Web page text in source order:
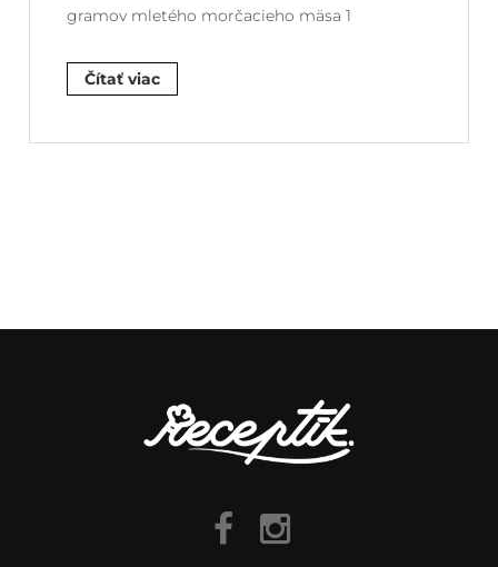
gramov mletého morčacieho mäsa 1
Čítať viac